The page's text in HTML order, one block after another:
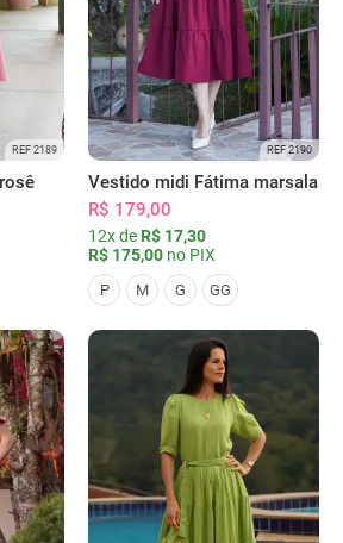
REF 2189 REF 2190
Vestido midi Fátima marsala
R$ 179,00
12x de R$ 17,30
R$ 175,00 no PIX
P M G GG